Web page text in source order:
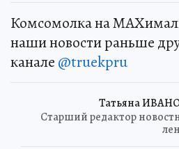
Комсомолка на
наши новости раньше
канале @truekpru
Татьяна
Старший редактор